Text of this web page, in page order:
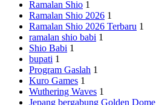
Ramalan Shio 1
Ramalan Shio 2026 1
Ramalan Shio 2026 Terbaru 1
ramalan shio babi 1
Shio Babi 1
bupati 1
Program Gaslah 1
Kuro Games 1
Wuthering Waves 1
Jepang bergabung Golden Dome